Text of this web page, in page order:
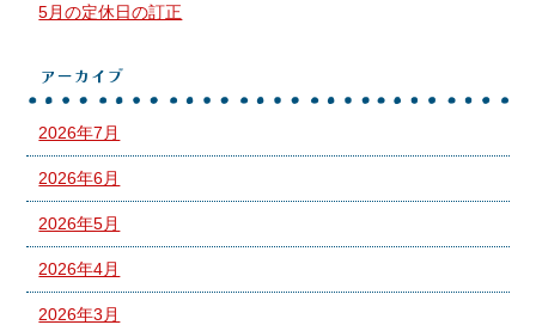
5月の定休日の訂正
アーカイブ
2026年7月
2026年6月
2026年5月
2026年4月
2026年3月